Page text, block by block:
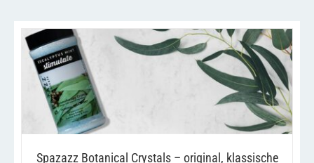
AUSFÜHRUNG WÄHLEN
DIESES
PRODUKT
MEHRERE
VARIANTEN
DIE
DETAILS
Spazazz Botanical Crystals – original, klassische